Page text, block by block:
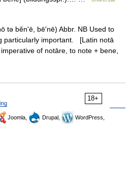
tə bĕnʹē, bēʹnē) Abbr. NB Used to
particularly important. [Latin notā
of notāre, to note + bene,
18+
Joomla, Drupal,
WordPress,